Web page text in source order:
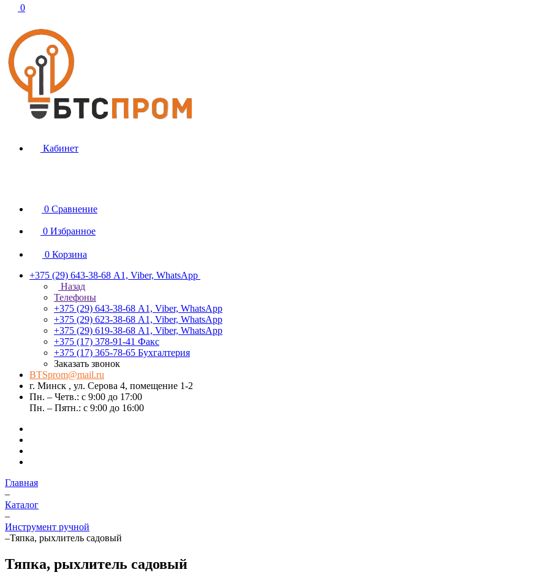
0
Кабинет
0 Сравнение
0 Избранное
0 Корзина
+375 (29) 643-38-68 А1, Viber, WhatsApp
Назад
Телефоны
+375 (29) 643-38-68 А1, Viber, WhatsApp
+375 (29) 623-38-68 А1, Viber, WhatsApp
+375 (29) 619-38-68 А1, Viber, WhatsApp
+375 (17) 378-91-41 Факс
+375 (17) 365-78-65 Бухгалтерия
Заказать звонок
BTSprom@mail.ru
г. Минск , ул. Серова 4, помещение 1-2
Пн. – Четв.: с 9:00 до 17:00
Пн. – Пятн.: с 9:00 до 16:00
Главная
–
Каталог
–
Инструмент ручной
–Тяпка, рыхлитель садовый
Тяпка, рыхлитель садовый